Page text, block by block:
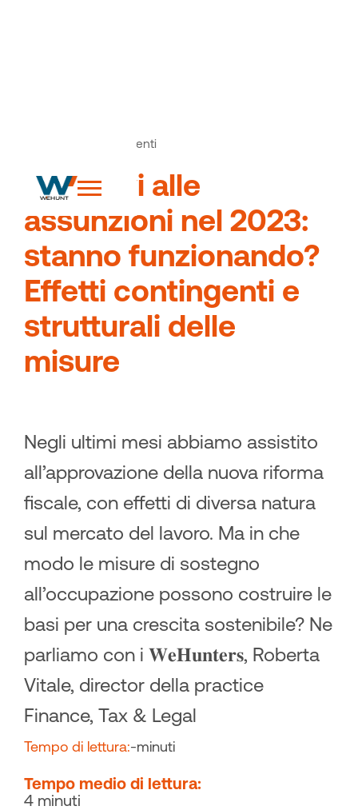
Articoli ed eventi
Incentivi alle
assunzioni nel 2023:
stanno funzionando?
Effetti contingenti e
strutturali delle
misure
Negli ultimi mesi abbiamo assistito
all’approvazione della nuova riforma
fiscale, con effetti di diversa natura
sul mercato del lavoro. Ma in che
modo le misure di sostegno
all’occupazione possono costruire le
basi per una crescita sostenibile? Ne
parliamo con i 𝐖𝐞𝐇𝐮𝐧𝐭𝐞𝐫𝐬, Roberta
Vitale, director della practice
Finance, Tax & Legal
Tempo di lettura:-minuti
Tempo medio di lettura:
4 minuti